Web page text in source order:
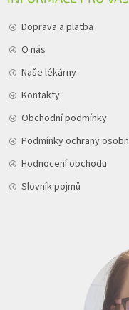
Doprava a platba
O nás
Naše lékárny
Kontakty
Obchodní podmínky
Podmínky ochrany
Hodnocení obchodu
Slovník pojmů